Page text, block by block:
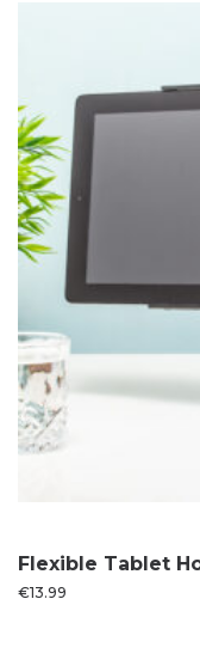
Flexible Tablet
€13.99